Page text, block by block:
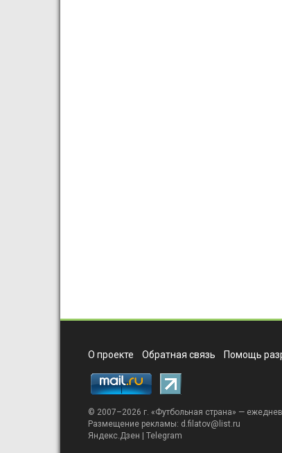
О проекте Обратная связь Помощь
© 2007–2026 г. «Футбольная страна» —
Размещение рекламы: d.filatov@list.ru
Яндекс.Дзен | Telegram